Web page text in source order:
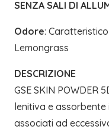
SENZA SALI DI
Odore:
Lemongrass
DESCRIZIONE
GSE SKIN
lenitiva e
associati ad